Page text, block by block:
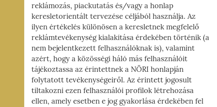
reklámozás, piackutatás és/vagy a honlap
keresletorientált tervezése céljából használja. Az
ilyen értékelés különösen a keresletnek megfelelő
reklámtevékenység kialakítása érdekében történik (a
nem bejelentkezett felhasználóknak is), valamint
azért, hogy a közösségi háló más felhasználóit
tájékoztassa az érintettnek a NÖRI honlapján
folytatott tevékenységeiről. Az érintett jogosult
tiltakozni ezen felhasználói profilok létrehozása
ellen, amely esetben e jog gyakorlása érdekében fel